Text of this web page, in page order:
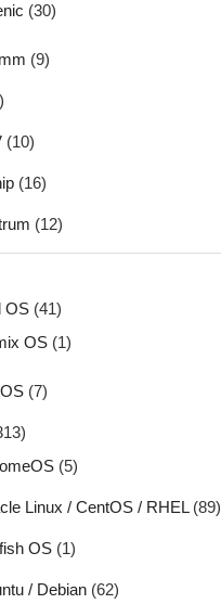
(30)
(9)
(10)
(16)
(12)
OS (41)
OS (1)
(7)
(5)
Linux / CentOS / RHEL(89)
OS (1)
/ Debian (62)